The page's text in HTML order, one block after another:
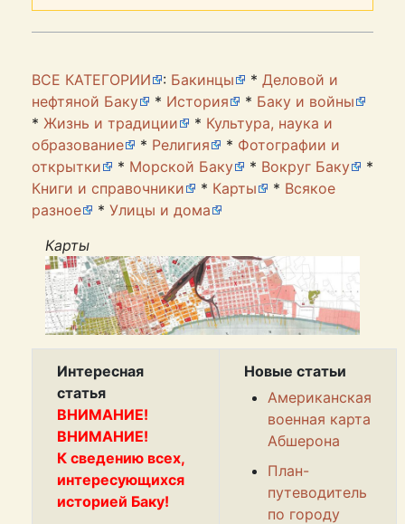
ВСЕ КАТЕГОРИИ : Бакинцы * Деловой и
нефтяной Баку
* История * Баку и войны
* Жизнь и традиции * Культура, наука и
образование
* Религия * Фотографии и
открытки
* Морской Баку * Вокруг Баку
*
Книги и справочники
* Карты * Всякое
разное
* Улицы и дома
Карты
Интересная
статья
ВНИМАНИЕ!
ВНИМАНИЕ!
К сведению всех,
интересующихся
историей Баку!
Новые статьи
Американская
военная карта
Абшерона
План-
путеводитель
по городу